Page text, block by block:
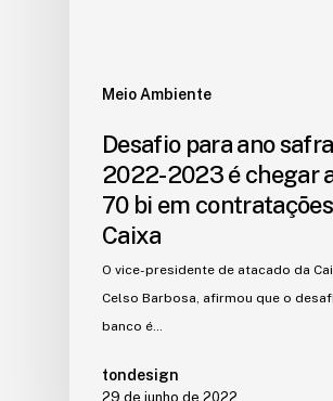
Meio Ambiente
Desafio para ano safra
2022-2023 é chegar
70 bi em
Caixa
O vice-presidente de atacado da
Celso Barbosa, afirmou que o
banco é…
tondesign
29 de junho de 2022